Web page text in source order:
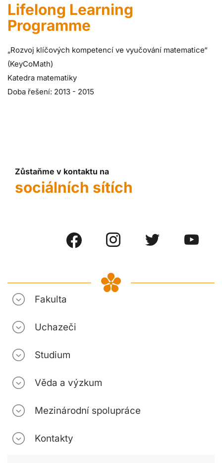
Lifelong Learning
Programme
„Rozvoj klíčových kompetencí ve vyučování matematice“
(KeyCoMath)
Katedra matematiky
Doba řešení: 2013 - 2015
Zůstaňme v kontaktu na
sociálních sítích
Fakulta
Uchazeči
Studium
Věda a výzkum
Mezinárodní spolupráce
Kontakty